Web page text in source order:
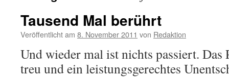
Tausend Mal berührt
Veröffentlicht am 8. November 2011 von Redaktion
Und wieder mal ist nichts passiert. Das
treu und ein leistungsgerechtes